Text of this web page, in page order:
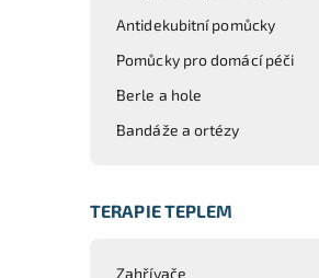
Antidekubitní pomůcky
Pomůcky pro domácí péči
Berle a hole
Bandáže a ortézy
TERAPIE TEPLEM
Zahřívače